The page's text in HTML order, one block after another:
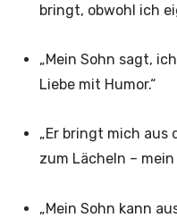
bringt, obwohl ich
„Mein Sohn sagt,
Liebe mit Humor.“
„Er bringt mich aus
zum Lächeln – mein
„Mein Sohn kann